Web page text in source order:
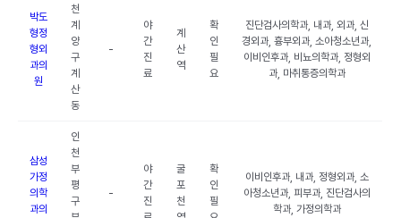
박도
형정
형외
과의
원
천
계
양
구
계
산
동
-
야
간
진
료
계
산
역
확
인
필
요
진단검사의학과, 내과, 외과, 신
경외과, 흉부외과, 소아청소년과,
이비인후과, 비뇨의학과, 정형외
과, 마취통증의학과
삼성
가정
의학
과의
인
천
부
평
구
-
야
간
진
굴
포
천
확
인
필
이비인후과, 내과, 정형외과, 소
아청소년과, 피부과, 진단검사의
학과, 가정의학과